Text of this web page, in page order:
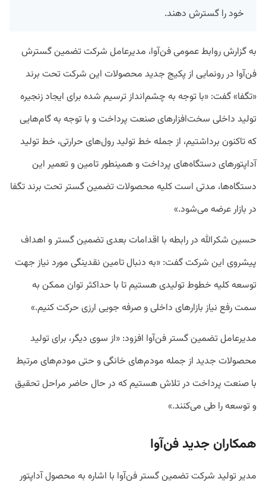
خود را گسترش دهند.
به گزارش روابط عمومی فن‌آوا، مدیرعامل شرکت تضمین گسترش
فن‌آوا در رونمایی از پکیج جدید محصولات این شرکت تحت برند
«تگفا» گفت: «با توجه به چشم‌انداز ترسیم شده برای ایجاد زنجیره
تولید داخلی سخت‌افزارهای صنعت پرداخت و با توجه به گام‌هایی
که تاکنون برداشتیم، از جمله خط تولید رول‌های حرارتی، خط تولید
آداپتورهای دستگاه‌های پرداخت و همینطور تامین و تعمیر این
دستگاه‌ها، مدتی است کلیه محصولات تضمین گستر تحت برند تگفا
در بازار عرضه می‌شود.»
حسین شکرالله در رابطه با اقدامات بعدی تضمین گستر و اهداف
پیشروی این شرکت گفت: «به دنبال تامین نقدینگی مورد نیاز جهت
توسعه کلیه خطوط تولیدی هستیم تا با حداکثر توان ممکن به
سمت رفع نیاز بازارهای داخلی و صرفه جویی ارزی حرکت کنیم.»
مدیرعامل تضمین گستر فن‌آوا افزود: «از سوی دیگر، برای تولید
محصولات جدید از جمله مودم‌های خانگی و حتی مودم‌های مرتبط
با صنعت پرداخت در تلاش هستیم که در حال حاضر مراحل تحقیق
و توسعه را طی می‌کنند.»
همکاران جدید فن‌آوا
مدیر تولید شرکت تضمین گستر فن‌آوا با اشاره به محصول آداپتور